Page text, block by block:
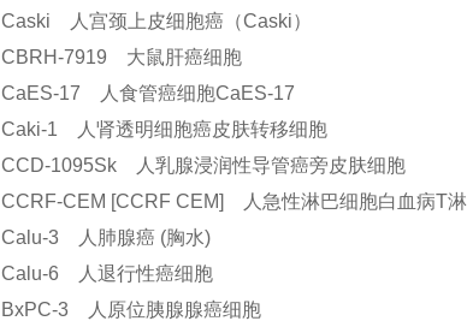
Caski 人宫颈上皮细胞癌（Caski）
CBRH-7919 大鼠肝癌细胞
CaES-17 人食管癌细胞CaES-17
Caki-1 人肾透明细胞癌皮肤转移细胞
CCD-1095Sk 人乳腺浸润性导管癌旁皮肤细胞
CCRF-CEM [CCRF CEM] 人急性淋巴细胞白血病T
Calu-3 人肺腺癌 (胸水)
Calu-6 人退行性癌细胞
BxPC-3 人原位胰腺腺癌细胞